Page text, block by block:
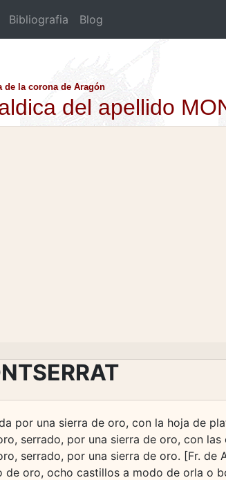
Bibliografia Blog
de la corona de Aragón
del apellido
por una sierra de oro, con la hoja de
serrado, por una sierra de oro, con las
serrado, por una sierra de oro. [Fr. de
de oro, ocho castillos a modo de orla o